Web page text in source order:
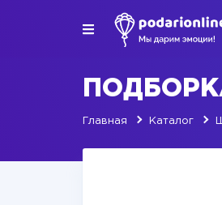
Главная Каталог